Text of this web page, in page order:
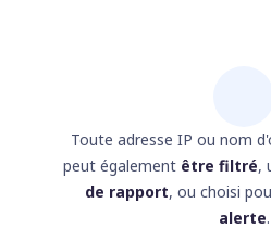
Toute adresse IP ou nom
peut également être filtré,
de rapport, ou choisi
alerte.